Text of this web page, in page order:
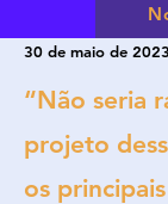
30 de maio de 2023
“Não seria
projeto
os